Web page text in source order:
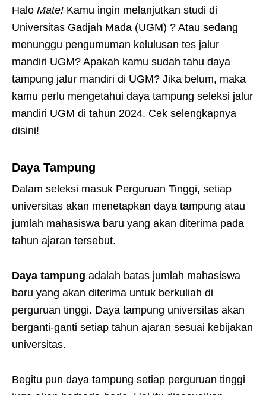
Halo Mate! Kamu ingin melanjutkan studi di
Universitas Gadjah Mada (UGM) ? Atau sedang
menunggu pengumuman kelulusan tes jalur
mandiri UGM? Apakah kamu sudah tahu daya
tampung jalur mandiri di UGM? Jika belum, maka
kamu perlu mengetahui daya tampung seleksi jalur
mandiri UGM di tahun 2024. Cek selengkapnya
disini!
Daya Tampung
Dalam seleksi masuk Perguruan Tinggi, setiap
universitas akan menetapkan daya tampung atau
jumlah mahasiswa baru yang akan diterima pada
tahun ajaran tersebut.
Daya tampung adalah batas jumlah mahasiswa
baru yang akan diterima untuk berkuliah di
perguruan tinggi. Daya tampung universitas akan
berganti-ganti setiap tahun ajaran sesuai kebijakan
universitas.
Begitu pun daya tampung setiap perguruan tinggi